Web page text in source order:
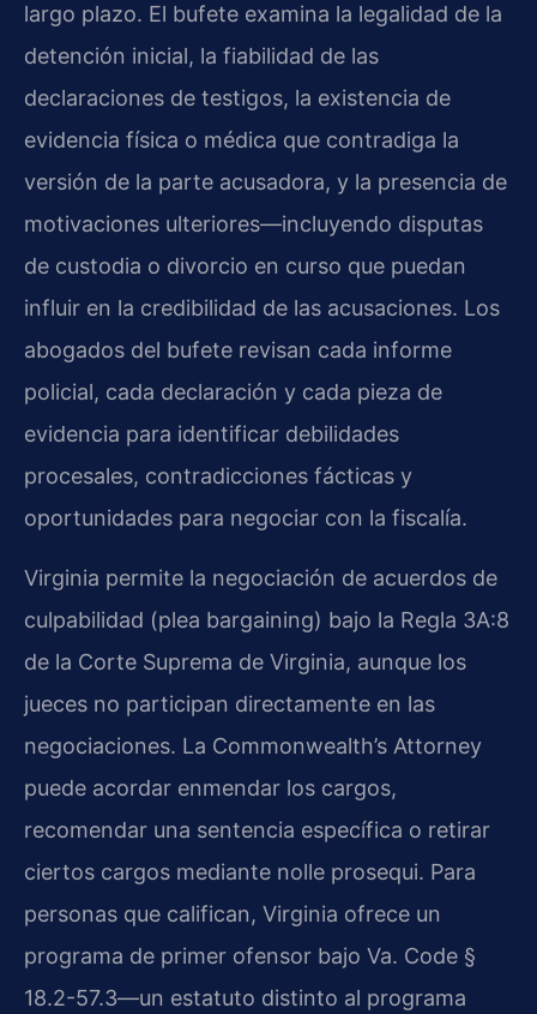
largo plazo. El bufete examina la legalidad de la
detención inicial, la fiabilidad de las
declaraciones de testigos, la existencia de
evidencia física o médica que contradiga la
versión de la parte acusadora, y la presencia de
motivaciones ulteriores—incluyendo disputas
de custodia o divorcio en curso que puedan
influir en la credibilidad de las acusaciones. Los
abogados del bufete revisan cada informe
policial, cada declaración y cada pieza de
evidencia para identificar debilidades
procesales, contradicciones fácticas y
oportunidades para negociar con la fiscalía.
Virginia permite la negociación de acuerdos de
culpabilidad (plea bargaining) bajo la Regla 3A:8
de la Corte Suprema de Virginia, aunque los
jueces no participan directamente en las
negociaciones. La Commonwealth’s Attorney
puede acordar enmendar los cargos,
recomendar una sentencia específica o retirar
ciertos cargos mediante nolle prosequi. Para
personas que califican, Virginia ofrece un
programa de primer ofensor bajo Va. Code §
18.2-57.3—un estatuto distinto al programa